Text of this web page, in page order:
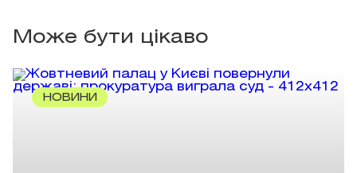
Може бути цікаво
НОВИНИ